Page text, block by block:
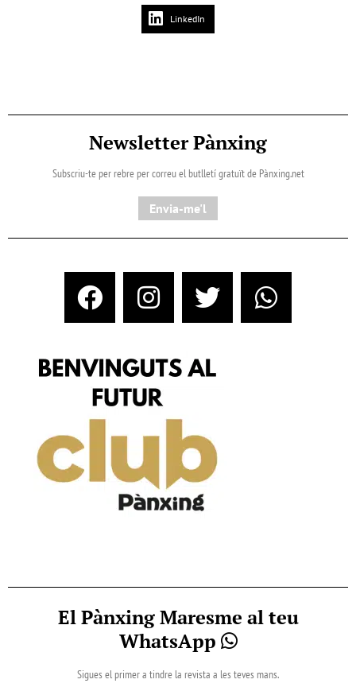
LinkedIn
Newsletter Pànxing
Subscriu-te per rebre per correu el butlletí gratuït de Pànxing.net​
Envia-me'l
El Pànxing Maresme al teu
WhatsApp
Sigues el primer a tindre la revista a les teves mans.